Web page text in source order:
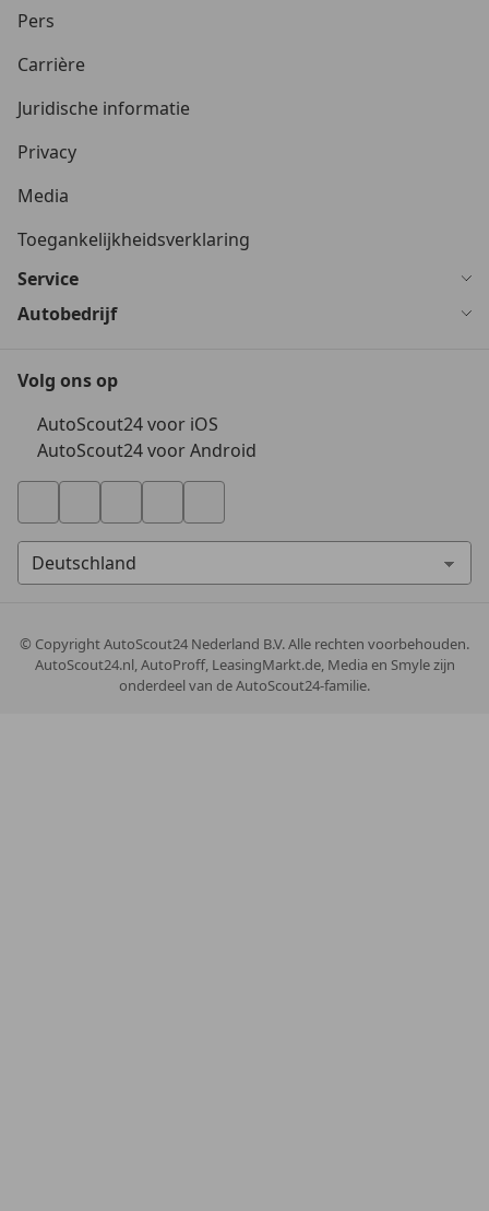
Pers
Carrière
Juridische informatie
Privacy
Media
Toegankelijkheidsverklaring
Service
Autobedrijf
Volg ons op
AutoScout24 voor iOS
AutoScout24 voor Android
© CopyrightAutoScout24 Nederland B.V. Alle rechten voorbehouden.
AutoScout24.nl, AutoProff, LeasingMarkt.de, Media en Smyle zijn
onderdeel van de AutoScout24-familie.